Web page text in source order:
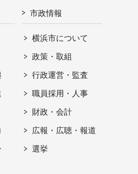
市政情報
横浜市について
政策・取組
行政運営・監査
職員採用・人事
財政・会計
広報・広聴・報道
選挙